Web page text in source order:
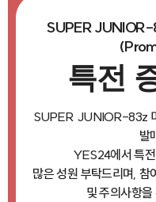
SUPER JUNIOR-
특전
SUPER JUNIOR-83z
발
YES24에서 특
많은 성원 부탁드리며, 참
및 주의사항